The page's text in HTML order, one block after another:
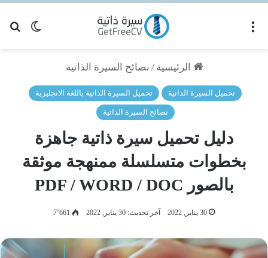
الوضع
الرئيسية / نصائح السيرة الذاتية
تحميل السيرة الذاتية تحميل السيرة الذاتية باللغة الانجليزية
نصائح السيرة الذاتية
دليل تحميل سيرة ذاتية جاهزة
بخطوات متسلسلة ممنهجة موثقة
بالصور PDF / WORD / DOC
30 يناير, 2022 آخر تحديث: 30 يناير, 2022 7٬661